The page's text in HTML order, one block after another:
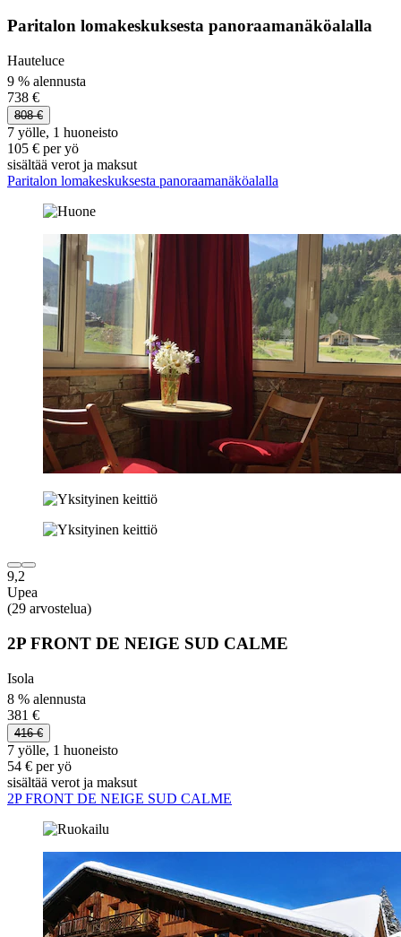
Paritalon lomakeskuksesta panoraamanäköalalla
Hauteluce
9 % alennusta
738 €
808 €
7 yölle, 1 huoneisto
105 € per yö
sisältää verot ja maksut
Paritalon lomakeskuksesta panoraamanäköalalla
9,2
Upea
(29 arvostelua)
2P FRONT DE NEIGE SUD CALME
Isola
8 % alennusta
381 €
416 €
7 yölle, 1 huoneisto
54 € per yö
sisältää verot ja maksut
2P FRONT DE NEIGE SUD CALME